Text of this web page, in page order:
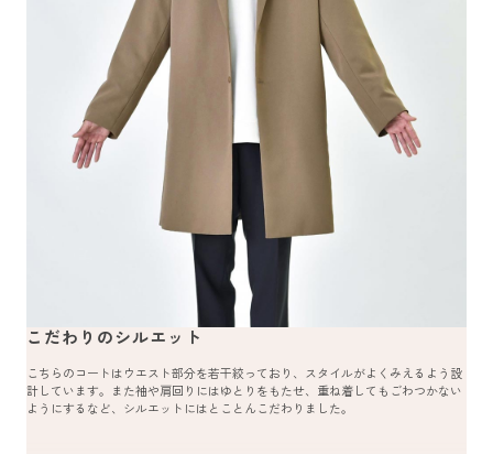
こだわりのシルエット
こちらのコートはウエスト部分を若干絞っており、スタイルがよくみえるよう設
計しています。また袖や肩回りにはゆとりをもたせ、重ね着してもごわつかない
ようにするなど、シルエットにはとことんこだわりました。